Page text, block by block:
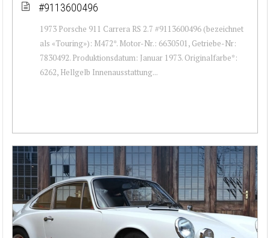
#9113600496
1973 Porsche 911 Carrera RS 2.7 #9113600496 (bezeichnet
als «Touring»): M472*. Motor-Nr.: 6630501, Getriebe-Nr:
7830492. Produktionsdatum: Januar 1973. Originalfarbe*:
6262, Hellgelb Innenausstattung...